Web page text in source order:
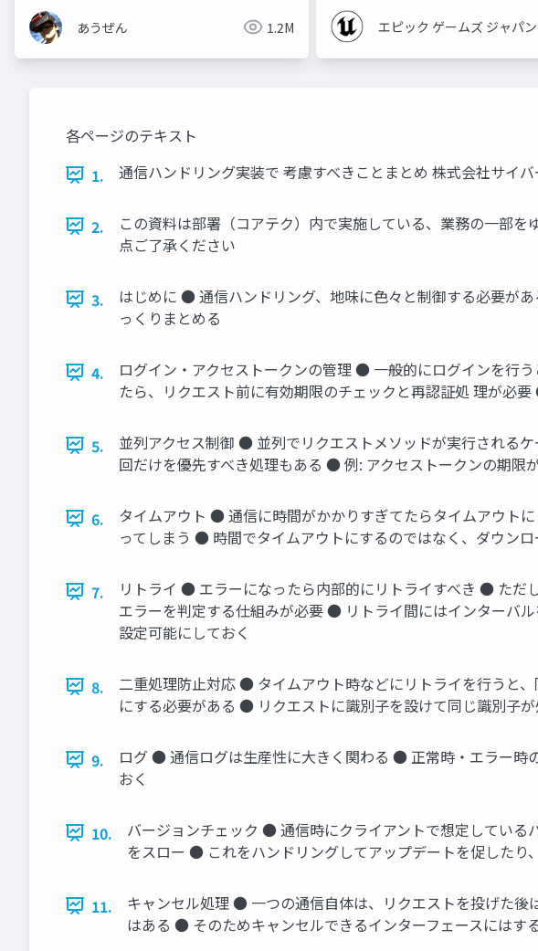
あうぜん 1.2M エピック ゲームズ ジャパン
各ページのテキスト
1.
通信ハンドリング実装で 考慮すべきことまとめ 株式会社サイ
2.
この資料は部署（コアテク）内で実施している、業務の一部
点ご了承ください
3.
はじめに ● 通信ハンドリング、地味に色々と制御する必要が
っくりまとめる
4.
ログイン・アクセストークンの管理 ● 一般的にログインを行
たら、リクエスト前に有効期限のチェックと再認証処 理が必
5.
並列アクセス制御 ● 並列でリクエストメソッドが実行される
回だけを優先すべき処理もある ● 例: アクセストークンの期限
6.
タイムアウト ● 通信に時間がかかりすぎてたらタイムアウト
ってしまう ● 時間でタイムアウトにするのではなく、ダウン
7.
リトライ ● エラーになったら内部的にリトライすべき ● ただ
エラーを判定する仕組みが必要 ● リトライ間にはインターバ
設定可能にしておく
8.
二重処理防止対応 ● タイムアウト時などにリトライを行うと
にする必要がある ● リクエストに識別子を設けて同じ識別子
9.
ログ ● 通信ログは生産性に大きく関わる ● 正常時・エラー時
おく
10.
バージョンチェック ● 通信時にクライアントで想定してい
をスロー ● これをハンドリングしてアップデートを促したり
11.
キャンセル処理 ● 一つの通信自体は、リクエストを投げた
はある ● そのためキャンセルできるインターフェースにはす